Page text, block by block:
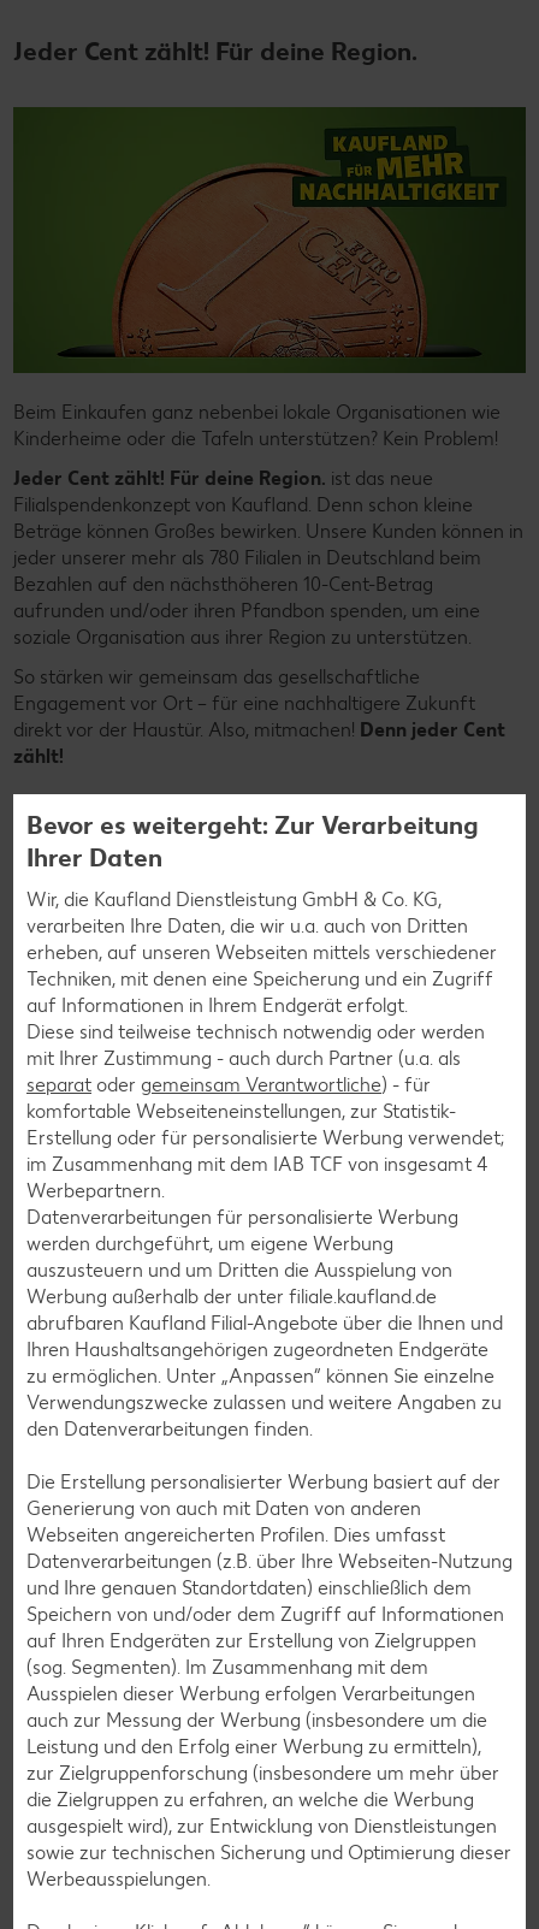
Jeder Cent zählt! Für deine Region.
Beim Einkaufen ganz nebenbei lokale Organisationen wie
Kinderheime oder die Tafeln unterstützen? Kein Problem!
Jeder Cent zählt! Für deine Region. ist das neue
Filialspendenkonzept von Kaufland. Denn schon kleine
Beträge können Großes bewirken. Unsere Kunden können in
jeder unserer mehr als 780 Filialen in Deutschland beim
Bezahlen auf den nächsthöheren 10-Cent-Betrag
aufrunden und/oder ihren Pfandbon spenden, um eine
soziale Organisation aus ihrer Region zu unterstützen.
So stärken wir gemeinsam das gesellschaftliche
Engagement vor Ort – für eine nachhaltigere Zukunft
direkt vor der Haustür. Also, mitmachen! Denn jeder Cent
zählt!
Die Spenden aus deiner Filiale gehen
an:Ambulanter Kinder und Jugendhospiz
Kreis Unna
Mehr erfahren
Services
Unsere Serviceleistungen
Deine Zufriedenheit ist für uns die oberste Priorität. Unser
Kundenversprechen und die Services, die wir anbieten,
siehst du hier auf einen Blick. Verpasse jetzt auch keine
Angebote und Aktionen mehr und lasse dich per
Newsletter oder unsere Messenger-Services immer
topaktuell über Neuigkeiten informieren.
DHL Packstationen
Mit immer mehr DHL Packstationen bei Kaufland kannst du
deinen Einkauf bei uns mit der Abholung oder dem Versand
Bevor es weitergeht: Zur Verarbeitung
Ihrer Daten
Wir, die Kaufland Dienstleistung GmbH & Co. KG,
verarbeiten Ihre Daten, die wir u.a. auch von Dritten
erheben, auf unseren Webseiten mittels verschiedener
Techniken, mit denen eine Speicherung und ein Zugriff
auf Informationen in Ihrem Endgerät erfolgt.
Diese sind teilweise technisch notwendig oder werden
mit Ihrer Zustimmung - auch durch Partner (u.a. als
separat oder gemeinsam Verantwortliche) - für
komfortable Webseiteneinstellungen, zur Statistik-
Erstellung oder für personalisierte Werbung verwendet;
im Zusammenhang mit dem IAB TCF von insgesamt 4
Werbepartnern.
Datenverarbeitungen für personalisierte Werbung
werden durchgeführt, um eigene Werbung
auszusteuern und um Dritten die Ausspielung von
Werbung außerhalb der unter filiale.kaufland.de
abrufbaren Kaufland Filial-Angebote über die Ihnen und
Ihren Haushaltsangehörigen zugeordneten Endgeräte
zu ermöglichen. Unter „Anpassen“ können Sie einzelne
Verwendungszwecke zulassen und weitere Angaben zu
den Datenverarbeitungen finden.
Die Erstellung personalisierter Werbung basiert auf der
Generierung von auch mit Daten von anderen
Webseiten angereicherten Profilen. Dies umfasst
Datenverarbeitungen (z.B. über Ihre Webseiten-Nutzung
und Ihre genauen Standortdaten) einschließlich dem
Speichern von und/oder dem Zugriff auf Informationen
auf Ihren Endgeräten zur Erstellung von Zielgruppen
(sog. Segmenten). Im Zusammenhang mit dem
Ausspielen dieser Werbung erfolgen Verarbeitungen
auch zur Messung der Werbung (insbesondere um die
Leistung und den Erfolg einer Werbung zu ermitteln),
zur Zielgruppenforschung (insbesondere um mehr über
die Zielgruppen zu erfahren, an welche die Werbung
ausgespielt wird), zur Entwicklung von Dienstleistungen
sowie zur technischen Sicherung und Optimierung dieser
Werbeausspielungen.